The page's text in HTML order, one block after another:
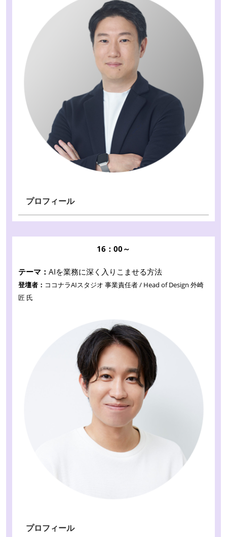
プロフィール
16：00～
テーマ： AIを業務に深く入りこませる方法
登壇者： ココナラAIスタジオ 事業責任者 / Head of Design 外崎
匠 氏
プロフィール